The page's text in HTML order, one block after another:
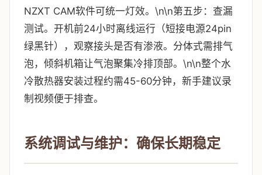
NZXT CAM软件可统一灯效。\n\n第五步：查漏
测试。开机前24小时离线运行（短接电源24pin
绿黑针），观察接头是否有渗液。分体式需排气
泡，倾斜机箱让气泡聚集冷排顶部。\n\n整个水
冷散热器安装过程约需45-60分钟，新手建议录
制视频便于排查。
系统调试与维护：确保长期稳定